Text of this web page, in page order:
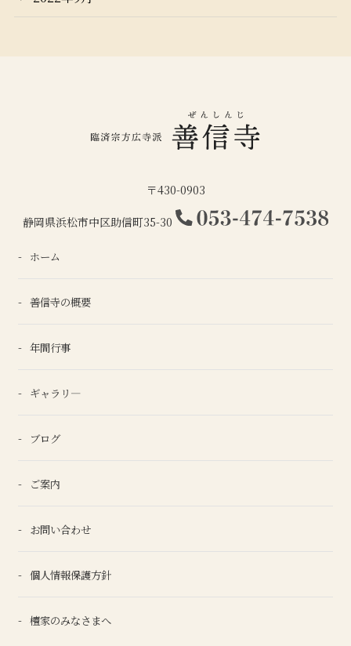
〒430-0903
静岡県浜松市中区助信町35-30
ホーム
善信寺の概要
年間行事
ギャラリ―
ブログ
ご案内
お問い合わせ
個人情報保護方針
檀家のみなさまへ